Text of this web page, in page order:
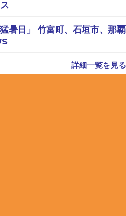
暑日」 竹富町、石垣市、那覇
詳細一覧を見る